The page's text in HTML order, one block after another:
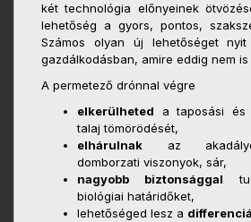
két technológia előnyeinek
lehetőség a gyors, pontos,
Számos olyan új lehetőséget
gazdálkodásban, amire eddig nem is
A permetező drónnal végre
elkerülheted a taposási és
talaj tömörödését,
elhárulnak az
domborzati viszonyok, sár,
nagyobb biztonsággal
biológiai határidőket,
lehetőséged lesz a